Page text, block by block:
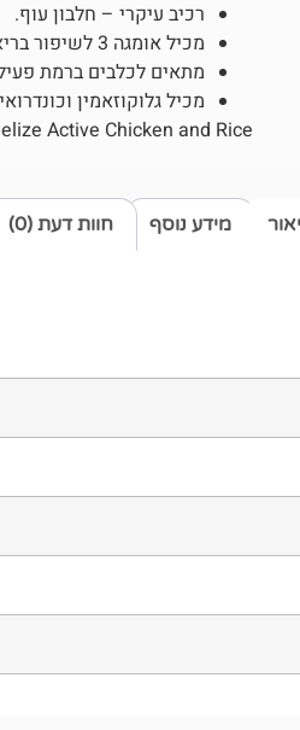
רכיב עיקרי – חלבון עוף.
מכיל אומגה 3 לשיפור בריאות הפרווה והעור
מתאים לכלבים ברמת
מכיל גלוקוזאמין
Active Chicken and Rice
מידע נוסף חוות דעת (0)